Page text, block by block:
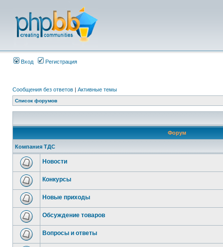
Вход Регистрация
Сообщения без ответов | Активные темы
Список форумов
Форум
Компания ТДС
Новости
Конкурсы
Новые приходы
Обсуждение товаров
Вопросы и ответы